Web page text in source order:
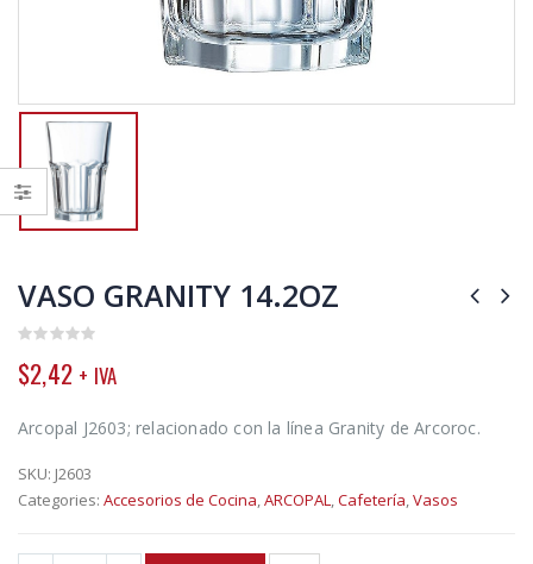
VASO GRANITY 14.2OZ
out
of
$2,42 + IVA
Arcopal J2603; relacionado con la línea Granity de Arcoroc.
SKU: J2603
Categories: Accesorios de Cocina,ARCOPAL,Cafetería,Vasos